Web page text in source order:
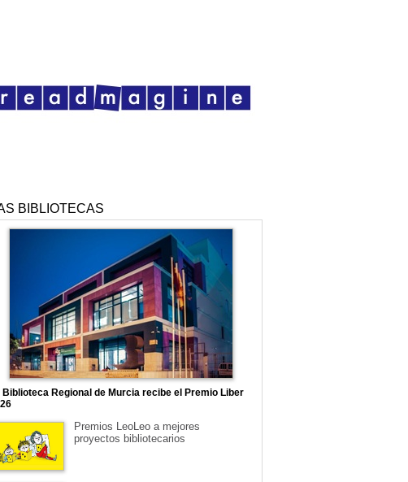
BIBLIOTECAS
Biblioteca Regional de Murcia recibe el Premio Liber
Premios LeoLeo a mejores
proyectos bibliotecarios